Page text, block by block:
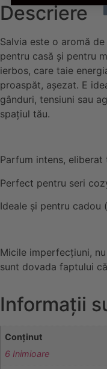
Descriere
Salvia este o aromă
pentru casă și pentru
ierbos, care taie
proaspăt, așezat. E
gânduri, tensiuni sau
spațiul tău.
Parfum intens,
Perfect pentru seri
Ideale și pentru cadou
Micile imperfecțiuni,
sunt dovada faptului
Informații
Conținut
6 Inimioare